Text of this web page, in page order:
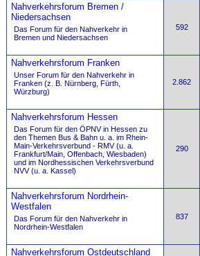
Nahverkehrsforum Bremen /
Niedersachsen
Das Forum für den Nahverkehr in
Bremen und Niedersachsen
592
Nahverkehrsforum Franken
Unser Forum für den Nahverkehr in
Franken (z. B. Nürnberg, Fürth,
Würzburg)
2.862
Nahverkehrsforum Hessen
Das Forum für den ÖPNV in Hessen zu
den Themen Bus & Bahn u. a. im Rhein-
Main-Verkehrsverbund - RMV (u. a.
Frankfurt/Main, Offenbach, Wiesbaden)
und im Nordhessischen Verkehrsverbund
NVV (u. a. Kassel)
290
Nahverkehrsforum Nordrhein-
Westfalen
Das Forum für den Nahverkehr in
Nordrhein-Westfalen
837
Nahverkehrsforum Ostdeutschland